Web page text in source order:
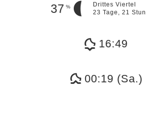
37 %
Drittes Viertel
23 Tage, 21
16:49
00:19 (Sa.)